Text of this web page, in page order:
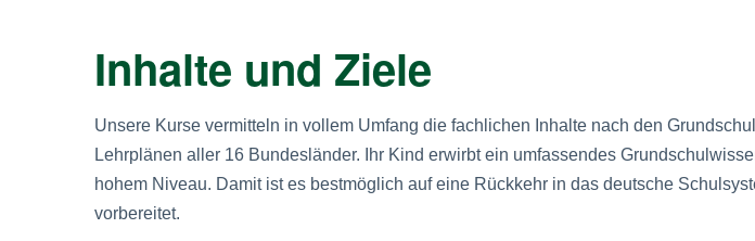
Inhalte und Ziele
Unsere Kurse vermitteln in vollem Umfang die fachlichen Inhalte nach den
Lehrplänen aller 16 Bundesländer. Ihr Kind erwirbt ein umfassendes
hohem Niveau. Damit ist es bestmöglich auf eine Rückkehr in das deutsche
vorbereitet.